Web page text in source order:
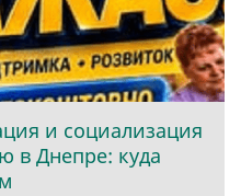
и социализация
в Днепре: куда